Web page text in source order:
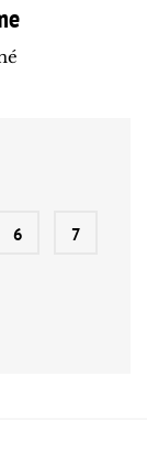
6 7